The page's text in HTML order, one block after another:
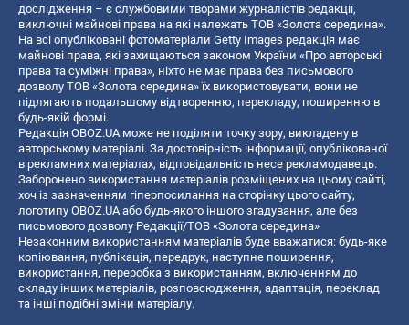
дослідження – є службовими творами журналістів редакції,
виключні майнові права на які належать ТОВ «Золота середина».
На всі опубліковані фотоматеріали Getty Images редакція має
майнові права, які захищаються законом України «Про авторські
права та суміжні права», ніхто не має права без письмового
дозволу ТОВ «Золота середина» їх використовувати, вони не
підлягають подальшому відтворенню, перекладу, поширенню в
будь-якій формі.
Редакція OBOZ.UA може не поділяти точку зору, викладену в
авторському матеріалі. За достовірність інформації, опублікованої
в рекламних матеріалах, відповідальність несе рекламодавець.
Заборонено використання матеріалів розміщених на цьому сайті,
хоч із зазначенням гіперпосилання на сторінку цього сайту,
логотипу OBOZ.UA або будь-якого іншого згадування, але без
письмового дозволу Редакції/ТОВ «Золота середина»
Незаконним використанням матеріалів буде вважатися: будь-яке
копiювання, публiкацiя, передрук, наступне поширення,
використання, переробка з використанням, включенням до
складу інших матеріалів, розповсюдження, адаптація, переклад
та інші подібні зміни матеріалу.